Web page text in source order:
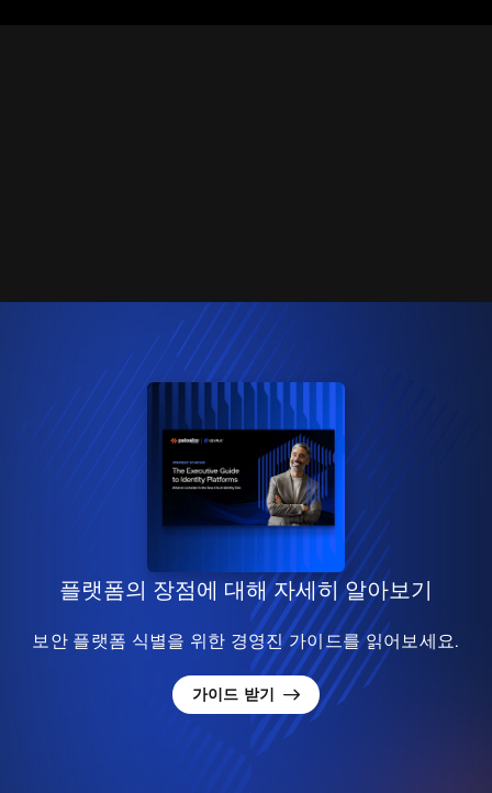
플랫폼의 장점에 대해 자세히 알아보기
보안 플랫폼 식별을 위한 경영진 가이드를 읽어보세요.
가이드 받기